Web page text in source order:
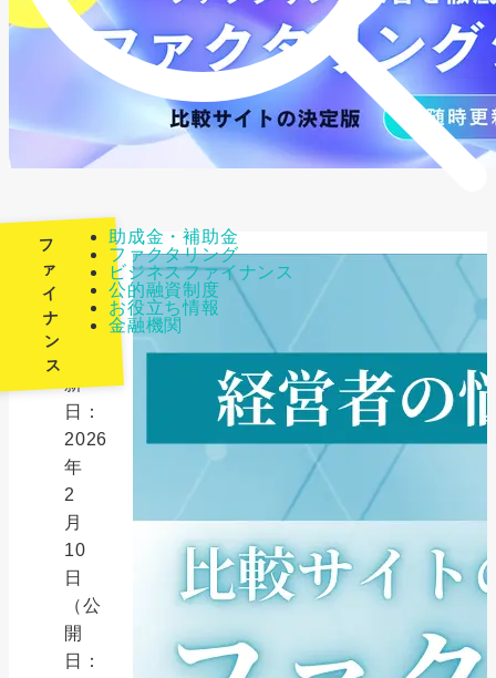
助成金・補助金
ファクタリング
ビジネスファイナンス
公的融資制度
お役立ち情報
金融機関
フ
ァ
イ
ナ
ン
ス
新
日：
2026
年
2
月
10
日
（公
開
日：